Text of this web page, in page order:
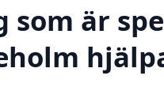
som är